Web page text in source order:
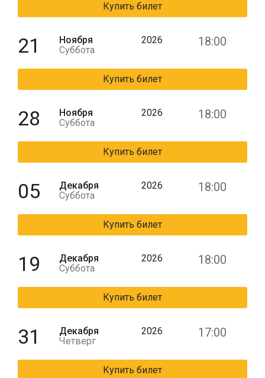
Купить билет
21
Ноября
Суббота
2026 18:00
Купить билет
28
Ноября
Суббота
2026 18:00
Купить билет
05
Декабря
Суббота
2026 18:00
Купить билет
19
Декабря
Суббота
2026 18:00
Купить билет
31
Декабря
Четверг
2026 17:00
Купить билет